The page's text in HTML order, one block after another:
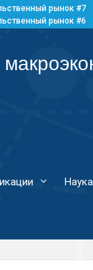
рынок #7
рынок #6
Наука